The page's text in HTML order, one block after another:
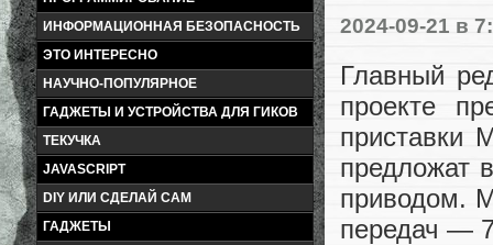
ИНФОРМАЦИОННАЯ БЕЗОПАСНОСТЬ
ЭТО ИНТЕРЕСНО
НАУЧНО-ПОПУЛЯРНОЕ
ГАДЖЕТЫ И УСТРОЙСТВА ДЛЯ ГИКОВ
ТЕКУЧКА
JAVASCRIPT
DIY ИЛИ СДЕЛАЙ САМ
ГАДЖЕТЫ
2024-09-21 в
Главный
проекте
приставки
предложат
приводом.
передач —